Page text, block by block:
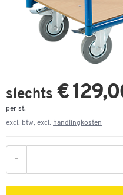
slechts €
per st.
excl. btw, excl. handlingkosten
-